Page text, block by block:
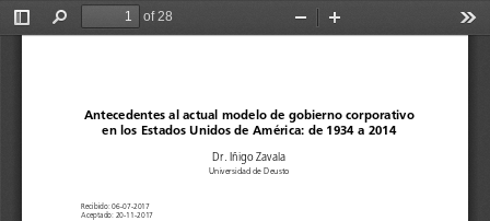
Toggle
Find
of 28
Zoom
Antecedentes al actual modelo de gobierno corporativo
en los Estados Unidos de América: de 1934 a 2014
Dr. Iñigo Zavala
Universidad de Deusto
Recibido: 06-07-2017
Aceptado: 20-11-2017